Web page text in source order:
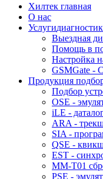
Хилтек главная
О нас
Услуги
Выездная
Помощь в
Настройка
GSMGate
Продукция
Подбор
OSE -
iLE -
ARA -
SIA -
QSE -
EST -
MM-T01
PSE -